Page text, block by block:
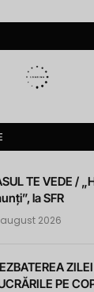
TE VEDE /
la SFR
2026
PE